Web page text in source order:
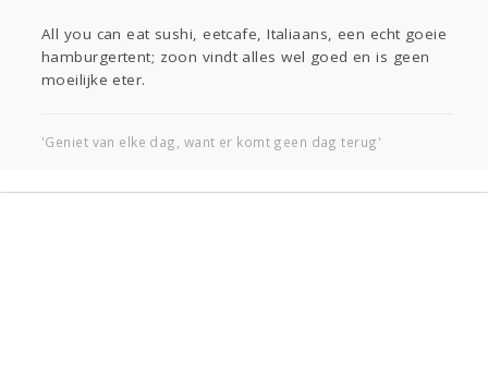
Gevraagd
Horen
Zien
Lezen
All you can eat sushi, eetcafe, Italiaans, een echt goeie
hamburgertent; zoon vindt alles wel goed en is geen
moeilijke eter.
'Geniet van elke dag, want er komt geen dag terug'